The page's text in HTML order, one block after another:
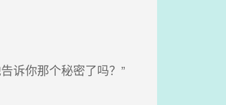
诉你那个秘密了吗？”